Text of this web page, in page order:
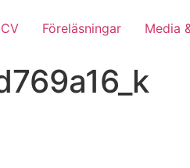
Föreläsningar Media